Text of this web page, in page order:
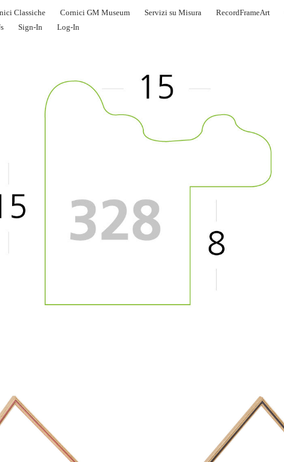
Classiche Cornici GM Museum Servizi su Misura RecordFrameArt
Sign-In Log-In